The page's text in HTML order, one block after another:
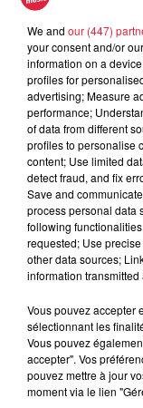
À découvrir
We and our (447)
your consent and/or
information on a
profiles for
advertising; Measure
performance;
of data from different
profiles to personalise
content; Use limited
detect fraud, and fix
Save and
process personal data
following
requested; Use
other data sources;
information transmitted
Vous pouvez accepter
sélectionnant les
Vous pouvez
accepter". Vos
pouvez mettre à jour
moment via le lien